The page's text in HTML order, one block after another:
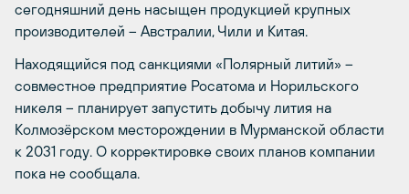
сегодняшний день насыщен продукцией крупных
производителей – Австралии, Чили и Китая.
Находящийся под санкциями «Полярный литий» –
совместное предприятие Росатома и Норильского
никеля – планирует запустить добычу лития на
Колмозёрском месторождении в Мурманской области
к 2031 году. О корректировке своих планов компании
пока не сообщала.